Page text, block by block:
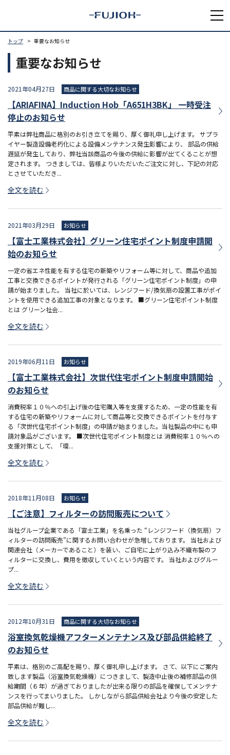
トップ 重要なお知らせ
重要なお知らせ
2021年04月27日 商品に関する大切なお知らせ
【ARIAFINA】Induction Hob「A651H3BK」 一時受注
停止のお知らせ
平素は弊社商品に格別のお引き立てを賜り、厚く御礼申し上げます。 サプラ
イヤー製造設備老朽化による設備メンテナンス発生影響により、 部品の供給
遅延が発生しており、弊社当該商品の今後の供給に影響が出てくることが想
定されます。 つきましては、皆様よりいただいたご注文に対し、下記の対応
とさせていただき...
全文を読む
2021年03月29日 お知らせ
【富士工業株式会社】グリーン住宅ポイント制度申請開
始のお知らせ
一定の省エネ性能を有する住宅の新築やリフォーム等に対して、商品や追加
工事と交換できるポイントが発行される「グリーン住宅ポイント制度」の申
請が始まりました。 当社に於いては、レンジフード/換気扇の設置工事がポイ
ントを使用できる追加工事の対象となります。 ■グリーン住宅ポイント制度
とは グリーン社会...
全文を読む
2019年06月11日 お知らせ
【富士工業株式会社】次世代住宅ポイント制度申請開始
のお知らせ
消費税率１０％への引上げ後の住宅購入等を支援するため、一定の性能を有
する住宅の新築やリフォームに対して商品等と交換できるポイントを付与す
る「次世代住宅ポイント制度」の申請が始まりました。当社製品の中にも申
請対象品がございます。 ■次世代住宅ポイント制度とは 消費税率１０％への
支援対策として、「環...
全文を読む
2018年11月08日 お知らせ
【ご注意】フィルターの訪問販売について
当社グループ企業である「富士工業」を名乗った “レンジフード（換気扇）フ
ィルターの訪問販売”に関するお問い合わせが急増しております。 当社および
関連会社（メーカーであること）を装い、ご自宅に上がり込み不織布製のフ
ィルターに交換し、費用を徴収していくという内容です。 当社およびグルー
プ...
全文を読む
2012年10月31日 商品に関する大切なお知らせ
浴室換気乾燥機アフターメンテナンス及び部品供給終了
のお知らせ
平素は、格別のご高配を賜り、厚く御礼申し上げます。 さて、以下にご案内
致します製品（浴室換気乾燥機）につきまして、製造中止後の補修部品の供
給期間（６年）が過ぎておりましたが出来る限りの部品を確保してメンテナ
ンスを行ってまいりました。 しかしながら部品供給会社より今後の安定した
部品供給が難し...
全文を読む